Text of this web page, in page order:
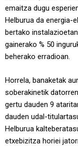
emaitza dugu
Helburua da energia-
bertako
gainerako % 50
beherako erradioan.
Horrela, banaketak
soberakinetik
gertu dauden 9
dauden udal-
Helburua
etxebizitza horiei